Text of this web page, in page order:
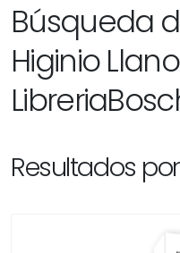
Búsqueda
Higinio
Resultados